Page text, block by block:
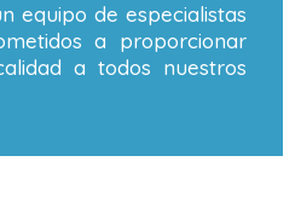
equipo de especialistas
a proporcionar
a todos nuestros